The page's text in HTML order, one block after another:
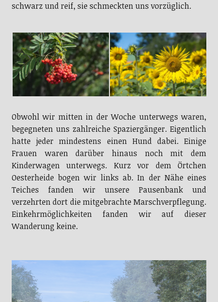
schwarz und reif, sie schmeckten uns vorzüglich.
Obwohl wir mitten in der Woche unterwegs waren,
begegneten uns zahlreiche Spaziergänger. Eigentlich
hatte jeder mindestens einen Hund dabei. Einige
Frauen waren darüber hinaus noch mit dem
Kinderwagen unterwegs. Kurz vor dem Örtchen
Oesterheide bogen wir links ab. In der Nähe eines
Teiches fanden wir unsere Pausenbank und
verzehrten dort die mitgebrachte Marschverpflegung.
Einkehrmöglichkeiten fanden wir auf dieser
Wanderung keine.